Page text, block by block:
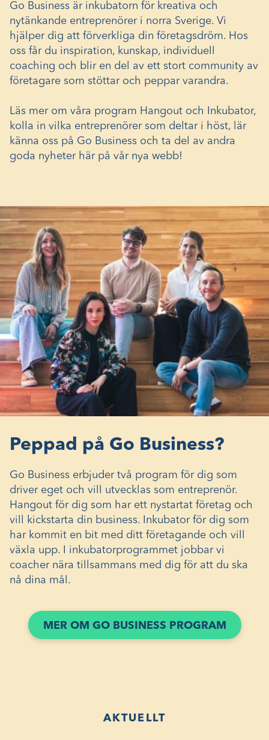
Go Business är inkubatorn för kreativa och
nytänkande entreprenörer i norra Sverige. Vi
hjälper dig att förverkliga din företagsdröm. Hos
oss får du inspiration, kunskap, individuell
coaching och blir en del av ett stort community av
företagare som stöttar och peppar varandra.
Läs mer om våra program Hangout och Inkubator,
kolla in vilka entreprenörer som deltar i höst, lär
känna oss på Go Business och ta del av andra
goda nyheter här på vår nya webb!
Peppad på Go Business?
Go Business erbjuder två program för dig som
driver eget och vill utvecklas som entreprenör.
Hangout för dig som har ett nystartat företag och
vill kickstarta din business. Inkubator för dig som
har kommit en bit med ditt företagande och vill
växla upp. I inkubatorprogrammet jobbar vi
coacher nära tillsammans med dig för att du ska
nå dina mål.
MER OM GO BUSINESS PROGRAM
AKTUELLT